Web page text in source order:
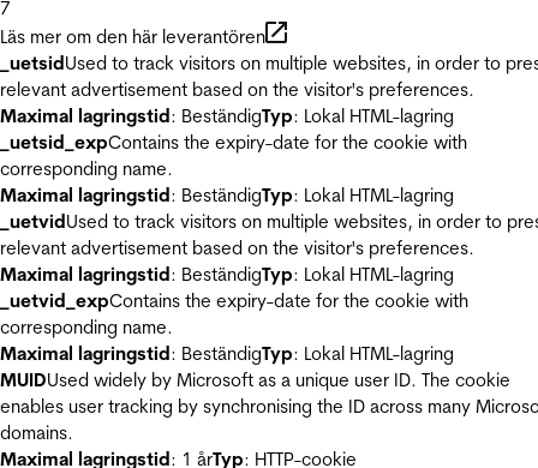
7
Läs mer om den här leverantören
_uetsidUsed to track visitors on multiple websites, in order to
relevant advertisement based on the visitor's preferences.
Maximal lagringstid: BeständigTyp: Lokal HTML-lagring
_uetsid_expContains the expiry-date for the cookie with
corresponding name.
Maximal lagringstid: BeständigTyp: Lokal HTML-lagring
_uetvidUsed to track visitors on multiple websites, in order to
relevant advertisement based on the visitor's preferences.
Maximal lagringstid: BeständigTyp: Lokal HTML-lagring
_uetvid_expContains the expiry-date for the cookie with
corresponding name.
Maximal lagringstid: BeständigTyp: Lokal HTML-lagring
MUIDUsed widely by Microsoft as a unique user ID. The cookie
enables user tracking by synchronising the ID across many
domains.
Maximal lagringstid: 1 årTyp: HTTP-cookie